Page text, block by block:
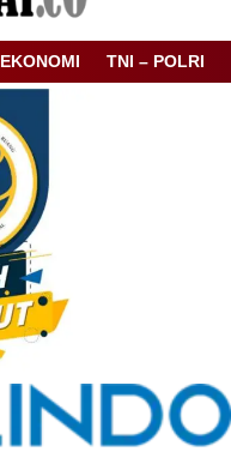
EKONOMI TNI – POLRI